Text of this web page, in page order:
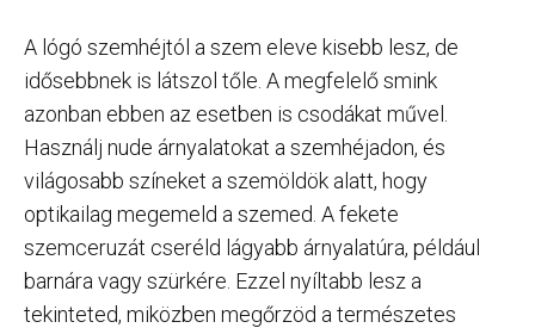
A lógó szemhéjtól a szem eleve kisebb lesz, de
idősebbnek is látszol tőle. A megfelelő smink
azonban ebben az esetben is csodákat művel.
Használj nude árnyalatokat a szemhéjadon, és
világosabb színeket a szemöldök alatt, hogy
optikailag megemeld a szemed. A fekete
szemceruzát cseréld lágyabb árnyalatúra, például
barnára vagy szürkére. Ezzel nyíltabb lesz a
tekinteted, miközben megőrzöd a természetes